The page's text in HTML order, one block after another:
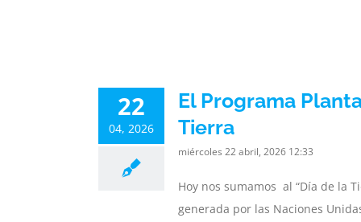
22
04, 2026
El Programa
Tierra
miércoles 22 abril, 2026 12:33
Hoy nos sumamos al “Día de la
generada por las Naciones